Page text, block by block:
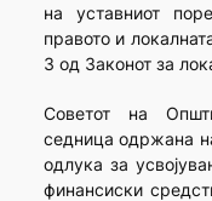
на уставниот
правото и
3 од Законот за
Советот на
седница одржана
одлука за
финансиски